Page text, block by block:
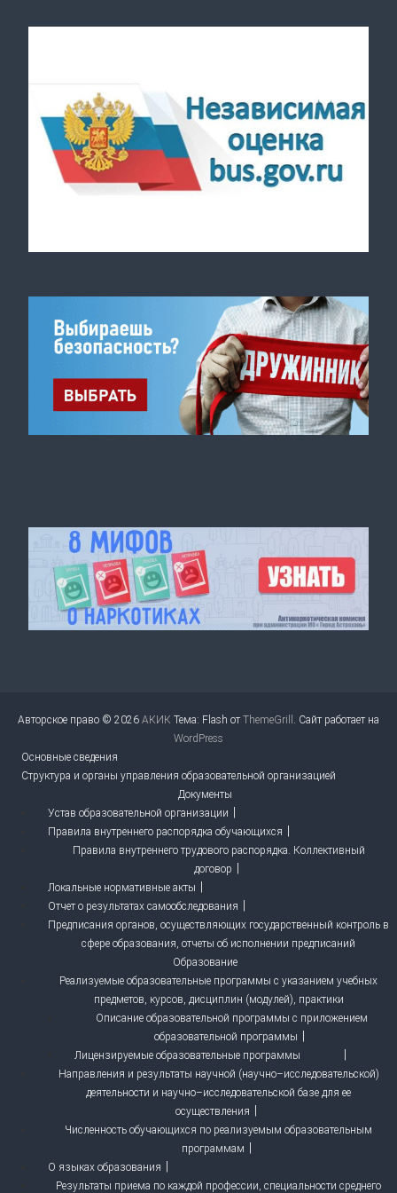
Авторское право © 2026 АКИК Тема: Flash отThemeGrill . Сайт работает на
WordPress
Основные сведения
Структура и органы управления образовательной организацией
Документы
Устав образовательной организации
Правила внутреннего распорядка обучающихся
Правила внутреннего трудового распорядка. Коллективный
договор
Локальные нормативные акты
Отчет о результатах самообследования
Предписания органов, осуществляющих государственный контроль в
сфере образования, отчеты об исполнении предписаний
Образование
Реализуемые образовательные программы с указанием учебных
предметов, курсов, дисциплин (модулей), практики
Описание образовательной программы с приложением
образовательной программы
Лицензируемые образовательные программы
Направления и результаты научной (научно–исследовательской)
деятельности и научно–исследовательской базе для ее
осуществления
Численность обучающихся по реализуемым образовательным
программам
О языках образования
Результаты приема по каждой профессии, специальности среднего